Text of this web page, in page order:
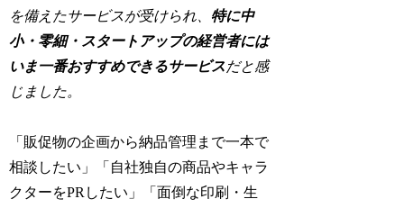
を備えたサービスが受けられ、 特に中
小・零細・スタートアップの経営者には
いま一番おすすめできるサービスだと感
じました。
「販促物の企画から納品管理まで一本で
相談したい」「自社独自の商品やキャラ
クターをPRしたい」「面倒な印刷・生